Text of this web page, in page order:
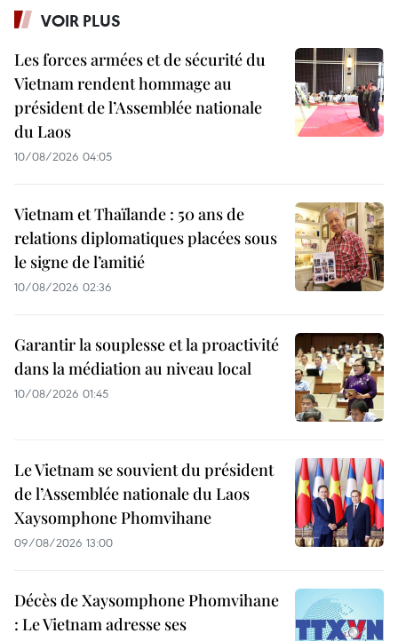
VOIR PLUS
Les forces armées et de sécurité du
Vietnam rendent hommage au
président de l’Assemblée nationale
du Laos
10/08/2026 04:05
Vietnam et Thaïlande : 50 ans de
relations diplomatiques placées sous
le signe de l’amitié
10/08/2026 02:36
Garantir la souplesse et la proactivité
dans la médiation au niveau local
10/08/2026 01:45
Le Vietnam se souvient du président
de l’Assemblée nationale du Laos
Xaysomphone Phomvihane
09/08/2026 13:00
Décès de Xaysomphone Phomvihane
: Le Vietnam adresse ses